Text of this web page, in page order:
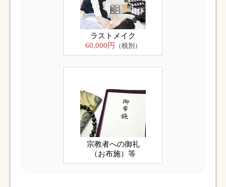
ラストメイク
60,000円 （税別）
宗教者への御礼
（お布施）等